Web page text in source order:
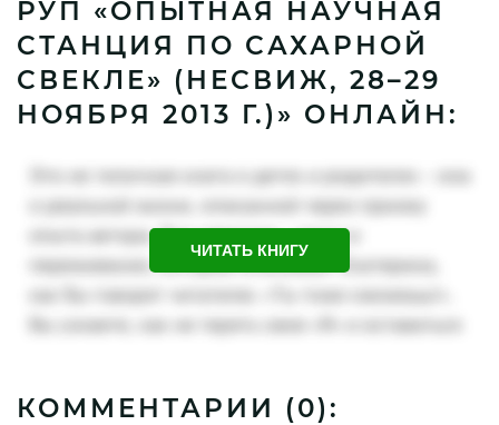
РУП «ОПЫТНАЯ НАУЧНАЯ
СТАНЦИЯ ПО САХАРНОЙ
СВЕКЛЕ» (НЕСВИЖ, 28–29
НОЯБРЯ 2013 Г.)» ОНЛАЙН:
ЧИТАТЬ КНИГУ
КОММЕНТАРИИ (0):